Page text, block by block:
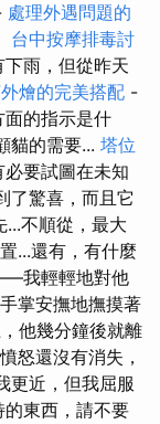
處理外遇問題的
台中按摩排毒討
雨，但從昨天
燴的完美搭配 -
的指示是什
貓的需要... 塔位
要試圖在未知
了驚喜，而且它
...不順從，最大
...還有，有什麼
我輕輕地對他
掌安撫地撫摸著
他幾分鐘後就離
怒還沒有消失，
更近，但我屈服
東西，請不要